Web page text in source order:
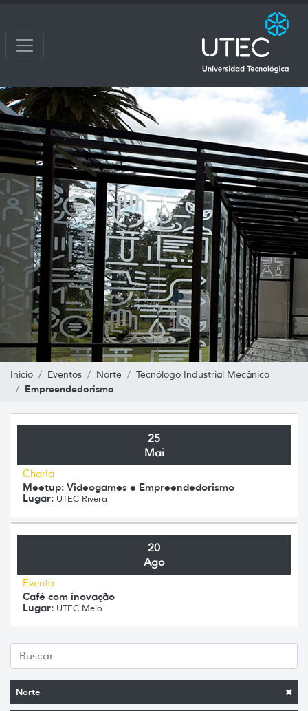
Inicio Eventos Norte Tecnólogo Industrial Mecânico
Empreendedorismo
Norte
25
Mai
Charla
Meetup: Videogames e Empreendedorismo
Lugar: UTEC Rivera
20
Ago
Evento
Café com inovação
Lugar: UTEC Melo